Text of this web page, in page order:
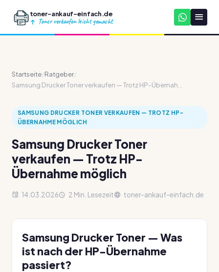
toner-ankauf-einfach.de
Toner verkaufen leicht gemacht
Startseite/Ratgeber/
Samsung Drucker Toner verkaufen — Trotz HP-Übernah...
SAMSUNG DRUCKER TONER VERKAUFEN — TROTZ HP-
ÜBERNAHME MÖGLICH
Samsung Drucker Toner
verkaufen — Trotz HP-
Übernahme möglich
14.03.2026 2 Min. Lesezeit toner-ankauf-einfach.de
Samsung Drucker Toner — Was
ist nach der HP-Übernahme
passiert?